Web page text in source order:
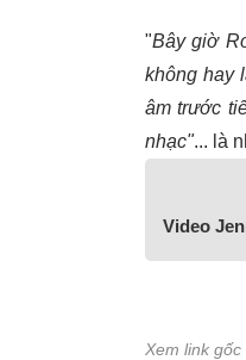
"Bây giờ
không hay
âm trước
nhạc"... là
Video
Xem link gốc